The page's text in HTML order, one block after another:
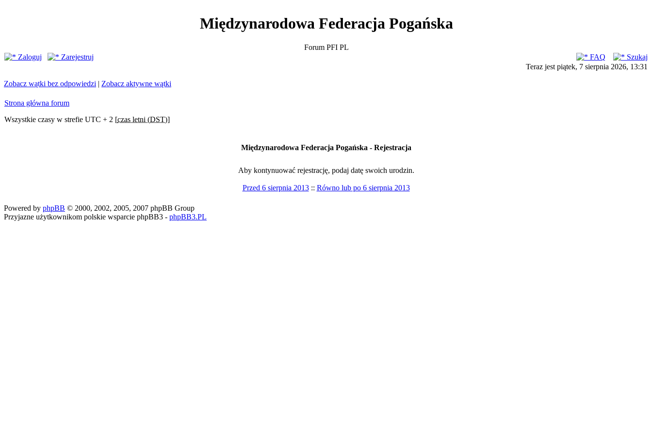
Międzynarodowa Federacja Pogańska
Forum PFI PL
Zaloguj
Zarejestruj FAQ
Szukaj
Teraz jest piątek, 7 sierpnia 2026, 13:31
Zobacz wątki bez odpowiedzi | Zobacz aktywne wątki
Strona główna forum
Wszystkie czasy w strefie UTC + 2 [czas letni (DST)]
Międzynarodowa Federacja Pogańska - Rejestracja
Aby kontynuować rejestrację, podaj datę swoich urodzin.
Przed 6 sierpnia 2013:: Równo lub po 6 sierpnia 2013
Powered by phpBB © 2000, 2002, 2005, 2007 phpBB Group
Przyjazne użytkownikom polskie wsparcie phpBB3 - phpBB3.PL